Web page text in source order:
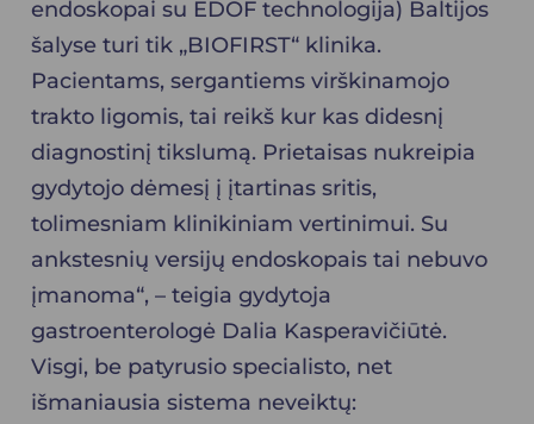
endoskopai su EDOF technologija) Baltijos
šalyse turi tik „BIOFIRST“ klinika.
Pacientams, sergantiems virškinamojo
trakto ligomis, tai reikš kur kas didesnį
diagnostinį tikslumą. Prietaisas nukreipia
gydytojo dėmesį į įtartinas sritis,
tolimesniam klinikiniam vertinimui. Su
ankstesnių versijų endoskopais tai nebuvo
įmanoma“, – teigia gydytoja
gastroenterologė Dalia Kasperavičiūtė.
Visgi, be patyrusio specialisto, net
išmaniausia sistema neveiktų: